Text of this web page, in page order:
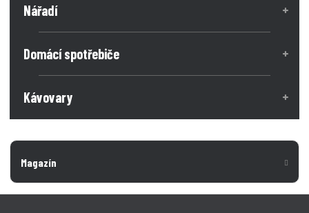
Nářadí
Domácí spotřebiče
Kávovary
Magazín